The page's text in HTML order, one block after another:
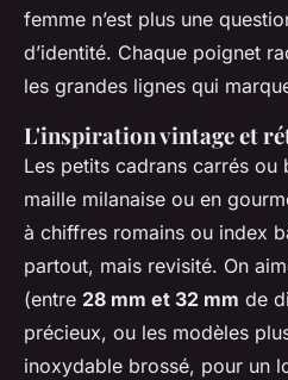
femme n’est plus une
d’identité. Chaque poignet
les grandes lignes qui
L'inspiration vintage et
Les petits cadrans carrés ou
maille milanaise ou en
à chiffres romains ou index
partout, mais revisité. On
(entre 28 mm et 32 mm de
précieux, ou les modèles
inoxydable brossé, pour un